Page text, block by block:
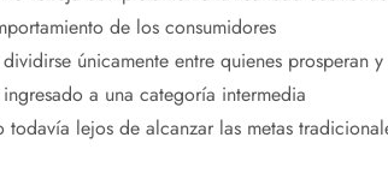
de los consumidores
únicamente entre quienes prosperan y
a una categoría intermedia
lejos de alcanzar las metas